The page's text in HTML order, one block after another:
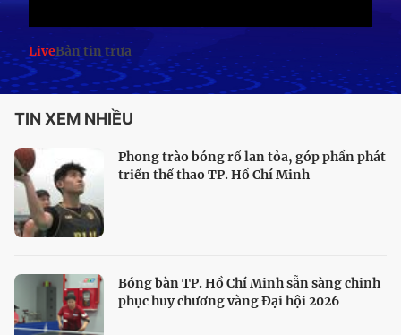
LiveBản tin trưa
TIN XEM NHIỀU
Phong trào bóng rổ lan tỏa, góp phần phát
triển thể thao TP. Hồ Chí Minh
Bóng bàn TP. Hồ Chí Minh sẵn sàng chinh
phục huy chương vàng Đại hội 2026